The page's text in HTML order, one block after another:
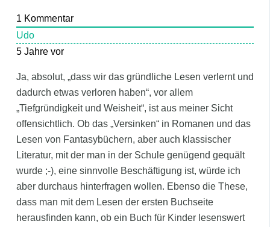
1 Kommentar
Udo
5 Jahre vor
Ja, absolut, „dass wir das gründliche Lesen verlernt und
dadurch etwas verloren haben“, vor allem
„Tiefgründigkeit und Weisheit“, ist aus meiner Sicht
offensichtlich. Ob das „Versinken“ in Romanen und das
Lesen von Fantasybüchern, aber auch klassischer
Literatur, mit der man in der Schule genügend gequält
wurde ;-), eine sinnvolle Beschäftigung ist, würde ich
aber durchaus hinterfragen wollen. Ebenso die These,
dass man mit dem Lesen der ersten Buchseite
herausfinden kann, ob ein Buch für Kinder lesenswert